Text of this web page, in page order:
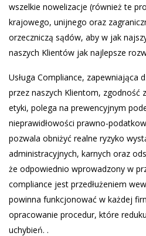
wszelkie nowelizacje (również te
krajowego, unijnego oraz
orzeczniczą sądów, aby w jak
naszych Klientów jak najlepsze
Usługa Compliance, zapewniająca
przez naszych Klientom, zgodność
etyki, polega na prewencyjnym
nieprawidłowości prawno-
pozwala obniżyć realne ryzyko
administracyjnych, karnych oraz
że odpowiednio wprowadzony w
compliance jest przedłużeniem
powinna funkcjonować w każdej
opracowanie procedur, które
uchybień. .